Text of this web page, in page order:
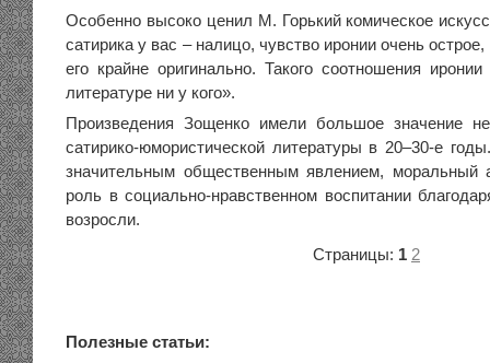
Особенно высоко ценил М. Горький комическое
сатирика у вас – налицо, чувство иронии очень
его крайне оригинально. Такого соотношения
литературе ни у кого».
Произведения Зощенко имели большое значение
сатирико-юмористической литературы в 20–30-е
значительным общественным явлением, моральный
роль в социально-нравственном воспитании
возросли.
Страницы: 1 2
Полезные статьи: